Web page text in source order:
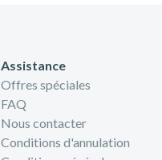
Assistance
Offres spéciales
FAQ
Nous contacter
Conditions d'annulation